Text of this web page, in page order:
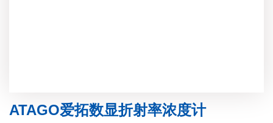
ATAGO爱拓数显折射率浓度计